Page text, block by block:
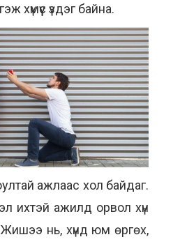
хүмүүс үздэг байна.
ажлаас хол байдаг.
ихтэй ажилд орвол хүн
Жишээ нь, хүнд юм өргөх,